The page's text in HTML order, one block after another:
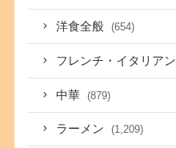
洋食全般 (654)
フレンチ・イタリアン
中華 (879)
ラーメン (1,209)